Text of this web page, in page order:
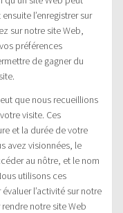
l’enregistrer sur
sur notre site Web,
préférences
de gagner du
que nous recueillions
visite. Ces
et la durée de votre
avez visionnées, le
au nôtre, et le nom
utilisons ces
l’activité sur notre
notre site Web